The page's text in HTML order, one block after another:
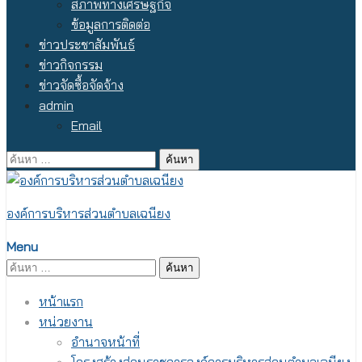
สภาพทางเศรษฐกิจ
ข้อมูลการติดต่อ
ข่าวประชาสัมพันธ์
ข่าวกิจกรรม
ข่าวจัดซื้อจัดจ้าง
admin
Email
ค้นหา
สำหรับ:
องค์การบริหารส่วนตำบลเฉนียง
Menu
ค้นหา
หน้าแรก
หน่วยงาน
อำนาจหน้าที่